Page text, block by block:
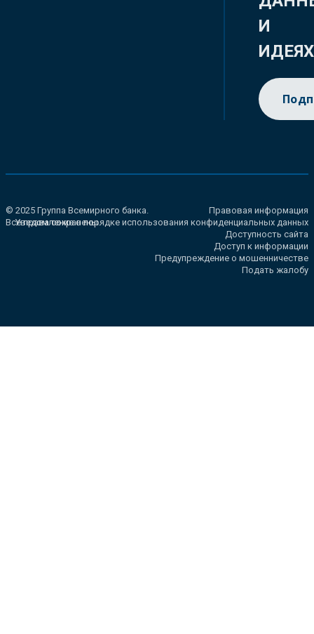
И
ИДЕЯХ
© 2025 Группа Всемирного банка.
Все права сохранены.
Правовая информация
Уведомление о порядке использования конфиденциальных данных
Доступность сайта
Доступ к информации
Предупреждение о мошенничестве
Подать жалобу